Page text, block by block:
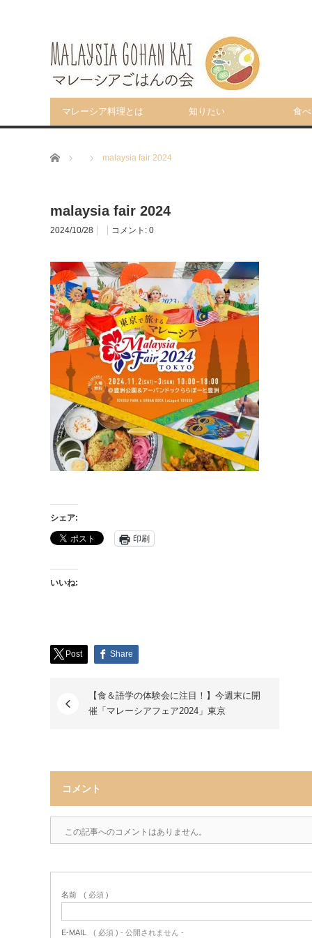
マレーシア料理とは 知りたい 食
ホーム malaysia fair 2024
malaysia fair 2024
2024/10/28 コメント: 0
シェア:
印刷
いいね:
Post Share
【食＆語学の体験会に注目！】今週末に開
催「マレーシアフェア2024」東京
コメント
この記事へのコメントはありません。
名前 ( 必須 )
E-MAIL ( 必須 ) - 公開されません -